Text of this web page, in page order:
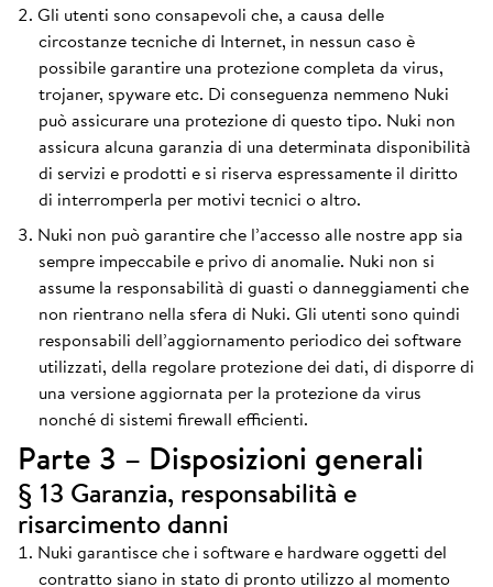
Gli utenti sono consapevoli che, a causa delle
circostanze tecniche di Internet, in nessun caso è
possibile garantire una protezione completa da virus,
trojaner, spyware etc. Di conseguenza nemmeno Nuki
può assicurare una protezione di questo tipo. Nuki non
assicura alcuna garanzia di una determinata disponibilità
di servizi e prodotti e si riserva espressamente il diritto
di interromperla per motivi tecnici o altro.
Nuki non può garantire che l’accesso alle nostre app sia
sempre impeccabile e privo di anomalie. Nuki non si
assume la responsabilità di guasti o danneggiamenti che
non rientrano nella sfera di Nuki. Gli utenti sono quindi
responsabili dell’aggiornamento periodico dei software
utilizzati, della regolare protezione dei dati, di disporre di
una versione aggiornata per la protezione da virus
nonché di sistemi firewall efficienti.
Parte 3 – Disposizioni generali
§ 13 Garanzia, responsabilità e
risarcimento danni
Nuki garantisce che i software e hardware oggetti del
contratto siano in stato di pronto utilizzo al momento